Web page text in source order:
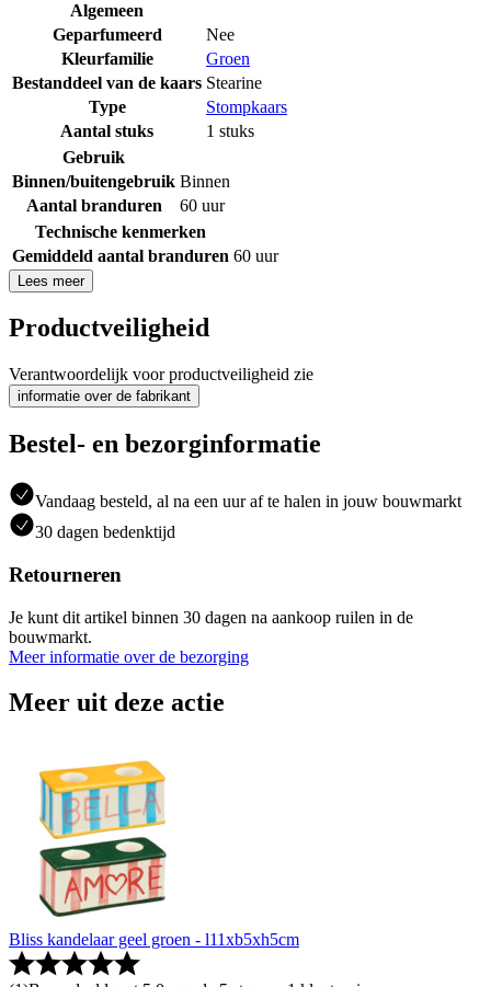
Algemeen
Geparfumeerd
Nee
Kleurfamilie
Groen
Bestanddeel van de kaars Stearine
Type
Stompkaars
Aantal stuks
1 stuks
Gebruik
Binnen/buitengebruik Binnen
Aantal branduren
60 uur
Technische kenmerken
Gemiddeld aantal branduren 60 uur
Lees meer
Productveiligheid
Verantwoordelijk voor productveiligheid zie
informatie over de fabrikant
Bestel- en bezorginformatie
Vandaag besteld, al na een uur af te halen in jouw bouwmarkt
30 dagen bedenktijd
Retourneren
Je kunt dit artikel binnen 30 dagen na aankoop ruilen in de
bouwmarkt.
Meer informatie over de bezorging
Meer uit deze actie
Bliss kandelaar geel groen - l11xb5xh5cm